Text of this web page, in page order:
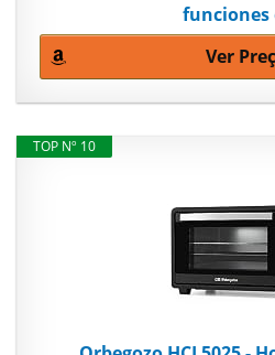
funciones
Ver
TOP Nº 10